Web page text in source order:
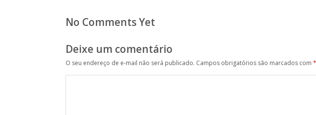
No Comments Yet
Deixe um comentário
O seu endereço de e-mail não será publicado. Campos obrigatórios são marcados com*